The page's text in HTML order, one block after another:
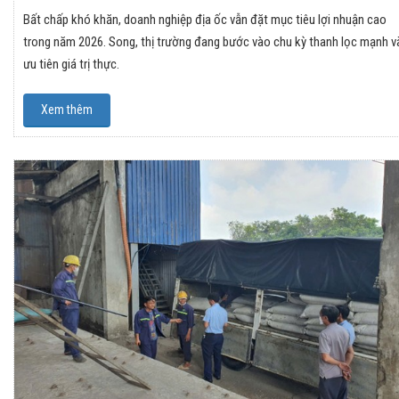
Bất chấp khó khăn, doanh nghiệp địa ốc vẫn đặt mục tiêu lợi nhuận cao
trong năm 2026. Song, thị trường đang bước vào chu kỳ thanh lọc mạnh
ưu tiên giá trị thực.
Xem thêm